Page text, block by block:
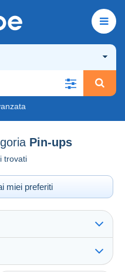
Pin-ups
trovati
miei preferiti